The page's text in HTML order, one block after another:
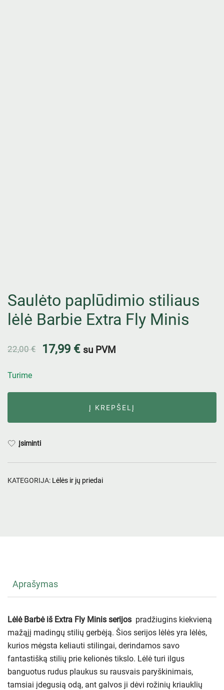
Saulėto paplūdimio stiliaus
lėlė Barbie Extra Fly Minis
22,00€ 17,99 € su PVM
Turime
Į KREPŠELĮ
Įsiminti
KATEGORIJA: Lėlės ir jų priedai
Aprašymas
Lėlė Barbė iš Extra Fly Minis serijos pradžiugins kiekvieną
mažąjį madingų stilių gerbėją. Šios serijos lėlės yra lėlės,
kurios mėgsta keliauti stilingai, derindamos savo
fantastišką stilių prie kelionės tikslo. Lėlė turi ilgus
banguotus rudus plaukus su rausvais paryškinimais,
tamsiai įdegusią odą, ant galvos ji dėvi rožinių kriauklių